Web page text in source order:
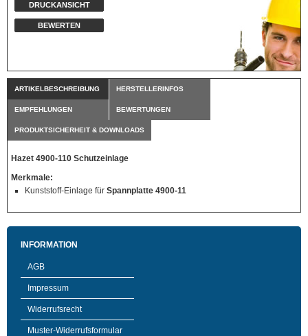
DRUCKANSICHT
BEWERTEN
ARTIKELBESCHREIBUNG HERSTELLERINFOS
EMPFEHLUNGEN BEWERTUNGEN
PRODUKTSICHERHEIT & DOWNLOADS
Hazet 4900-110 Schutzeinlage
Merkmale:
Kunststoff-Einlage für Spannplatte 4900-11
INFORMATION
AGB
Impressum
Widerrufsrecht
Muster-Widerrufsformular